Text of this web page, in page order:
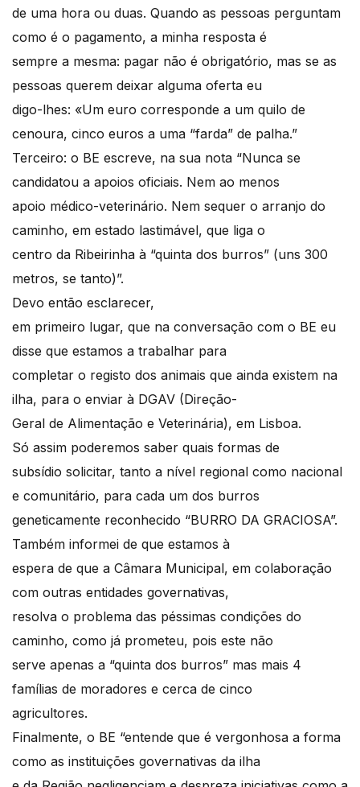
de uma hora ou duas. Quando as pessoas perguntam
como é o pagamento, a minha resposta é
sempre a mesma: pagar não é obrigatório, mas se as
pessoas querem deixar alguma oferta eu
digo-lhes: «Um euro corresponde a um quilo de
cenoura, cinco euros a uma “farda” de palha.”
Terceiro: o BE escreve, na sua nota “Nunca se
candidatou a apoios oficiais. Nem ao menos
apoio médico-veterinário. Nem sequer o arranjo do
caminho, em estado lastimável, que liga o
centro da Ribeirinha à “quinta dos burros” (uns 300
metros, se tanto)”.
Devo então esclarecer,
em primeiro lugar, que na conversação com o BE eu
disse que estamos a trabalhar para
completar o registo dos animais que ainda existem na
ilha, para o enviar à DGAV (Direção-
Geral de Alimentação e Veterinária), em Lisboa.
Só assim poderemos saber quais formas de
subsídio solicitar, tanto a nível regional como nacional
e comunitário, para cada um dos burros
geneticamente reconhecido “BURRO DA GRACIOSA”.
Também informei de que estamos à
espera de que a Câmara Municipal, em colaboração
com outras entidades governativas,
resolva o problema das péssimas condições do
caminho, como já prometeu, pois este não
serve apenas a “quinta dos burros” mas mais 4
famílias de moradores e cerca de cinco
agricultores.
Finalmente, o BE “entende que é vergonhosa a forma
como as instituições governativas da ilha